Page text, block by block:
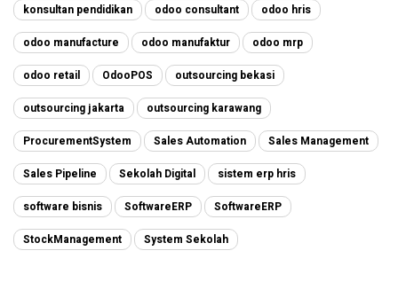
konsultan pendidikan odoo consultant odoo hris
odoo manufacture odoo manufaktur odoo mrp
odoo retail OdooPOS outsourcing bekasi
outsourcing jakarta outsourcing karawang
ProcurementSystem Sales Automation Sales Management
Sales Pipeline Sekolah Digital sistem erp hris
software bisnis SoftwareERP SoftwareERP
StockManagement System Sekolah